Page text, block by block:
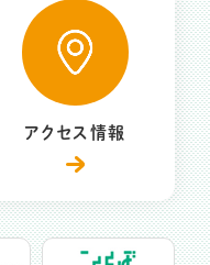
アクセス情報